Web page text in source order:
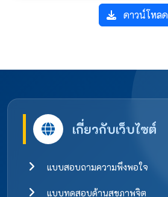
ดาวน์โหลด
เกี่ยวกับเว็บไซต์
แบบสอบถามความพึงพอใจ
แบบทดสอบด้านสุขภาพจิต